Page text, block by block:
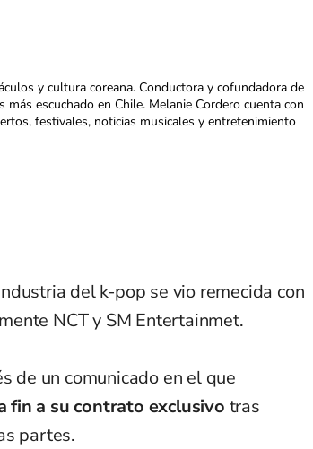
y cultura coreana. Conductora y cofundadora de
escuchado en Chile. Melanie Cordero cuenta con
festivales, noticias musicales y entretenimiento
del k-pop se vio remecida con
NCT y SM Entertainmet.
de un comunicado en el que
fin a su contrato exclusivo tras
partes.